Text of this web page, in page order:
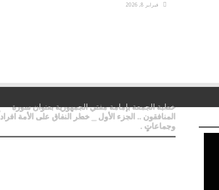
فبراير 8, 2026
خطبة الجمعة بإمامة مفتي الجمهورية بعنوان سورة
المنافقون .. الجزء الأول _ خطر النفاق على الأمة افراداً
وجماعاتٍ .